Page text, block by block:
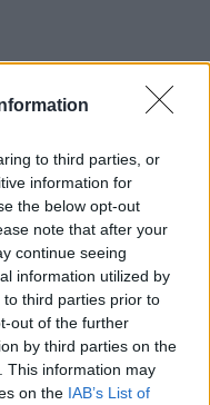
to third parties, or
information for
the below opt-out
note that after your
continue seeing
information utilized by
third parties prior to
out of the further
by third parties on the
This information may
on the IAB’s List of